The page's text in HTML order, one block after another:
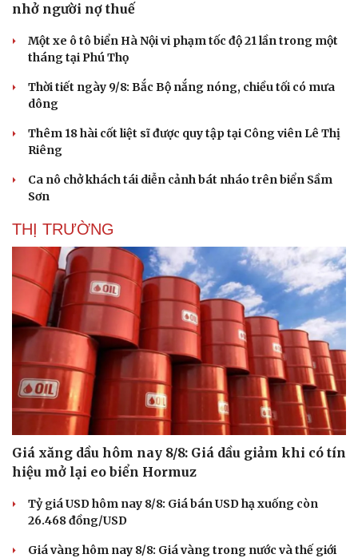
Doanh nghiệp
Thông tin doanh nghiệp
Doanh nhân
Vì cộng đồng
Công nghệ
Chuyển đổi số
nhở người nợ thuế
Một xe ô tô biển Hà Nội vi phạm tốc độ 21 lần trong một
tháng tại Phú Thọ
Thời tiết ngày 9/8: Bắc Bộ nắng nóng, chiều tối có mưa
dông
Thêm 18 hài cốt liệt sĩ được quy tập tại Công viên Lê Thị
Riêng
Ca nô chở khách tái diễn cảnh bát nháo trên biển Sầm
Sơn
THỊ TRƯỜNG
Giá xăng dầu hôm nay 8/8: Giá dầu giảm khi có tín
hiệu mở lại eo biển Hormuz
Tỷ giá USD hôm nay 8/8: Giá bán USD hạ xuống còn
26.468 đồng/USD
Giá vàng hôm nay 8/8: Giá vàng trong nước và thế giới